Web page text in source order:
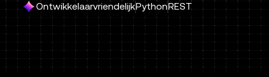
OntwikkelaarvriendelijkPythonREST